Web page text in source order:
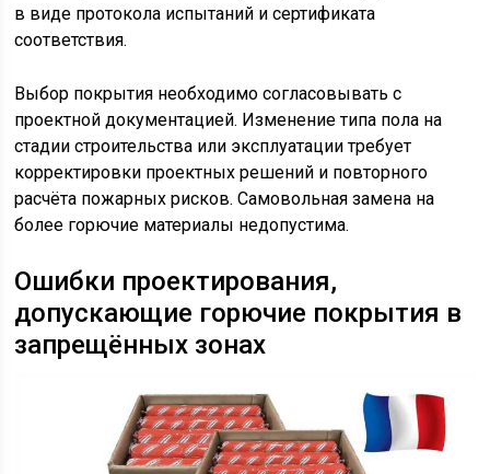
в виде протокола испытаний и сертификата
соответствия.
Выбор покрытия необходимо согласовывать с
проектной документацией. Изменение типа пола на
стадии строительства или эксплуатации требует
корректировки проектных решений и повторного
расчёта пожарных рисков. Самовольная замена на
более горючие материалы недопустима.
Ошибки проектирования,
допускающие горючие покрытия в
запрещённых зонах